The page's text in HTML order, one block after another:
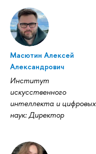
Масютин Алексей
Александрович
Институт
искусственного
интеллекта и цифровых
наук: Директор